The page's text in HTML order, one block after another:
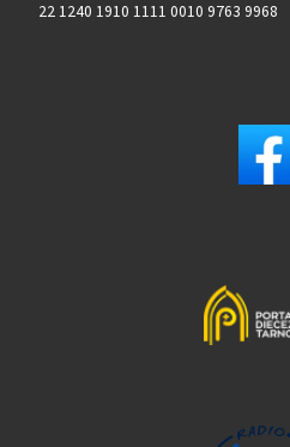
22 1240 1910 1111 0010 9763 9968